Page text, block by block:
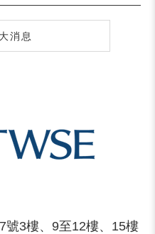
消息
號3樓、9至12樓、15樓